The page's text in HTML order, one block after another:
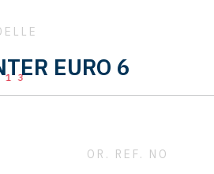
EURO 6
OR. REF. NO